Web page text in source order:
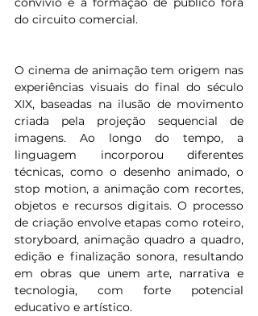
do circuito comercial.
O cinema de animação tem origem nas
experiências visuais do final do século
XIX, baseadas na ilusão de movimento
criada pela projeção sequencial de
imagens. Ao longo do tempo, a
linguagem incorporou diferentes
técnicas, como o desenho animado, o
stop motion, a animação com recortes,
objetos e recursos digitais. O processo
de criação envolve etapas como roteiro,
storyboard, animação quadro a quadro,
edição e finalização sonora, resultando
em obras que unem arte, narrativa e
tecnologia, com forte potencial
educativo e artístico.